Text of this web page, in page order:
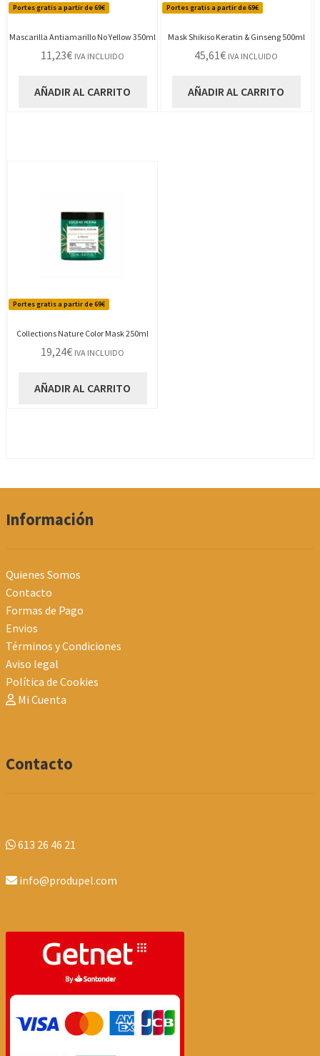
Portes gratis a partir de 69€
Mascarilla Antiamarillo No Yellow 350ml
11,23€ IVA INCLUIDO
AÑADIR AL CARRITO
Portes gratis a partir de 69€
Mask Shikiso Keratin & Ginseng 500ml
45,61€ IVA INCLUIDO
AÑADIR AL CARRITO
Portes gratis a partir de 69€
Collections Nature Color Mask 250ml
19,24€ IVA INCLUIDO
AÑADIR AL CARRITO
Información
Quienes Somos
Contacto
Formas de Pago
Envios
Términos y Condiciones
Aviso legal
Política de Cookies
Mi Cuenta
Contacto
613 26 46 21
info@produpel.com